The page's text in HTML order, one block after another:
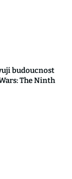
budoucnost
The Ninth